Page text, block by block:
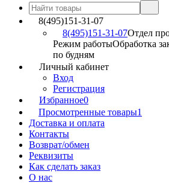
8(495)151-31-07
8(495)151-31-07Отдел
Режим работыОбработка
по будням
Личный кабинет
Вход
Регистрация
Избранное0
Просмотренные товары1
Доставка и оплата
Контакты
Возврат/обмен
Реквизиты
Как сделать заказ
О нас